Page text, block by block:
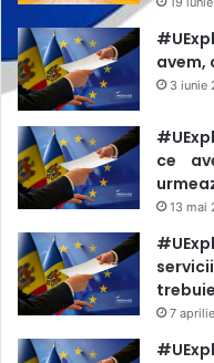
avem,
3 iunie
ce
13 mai
7